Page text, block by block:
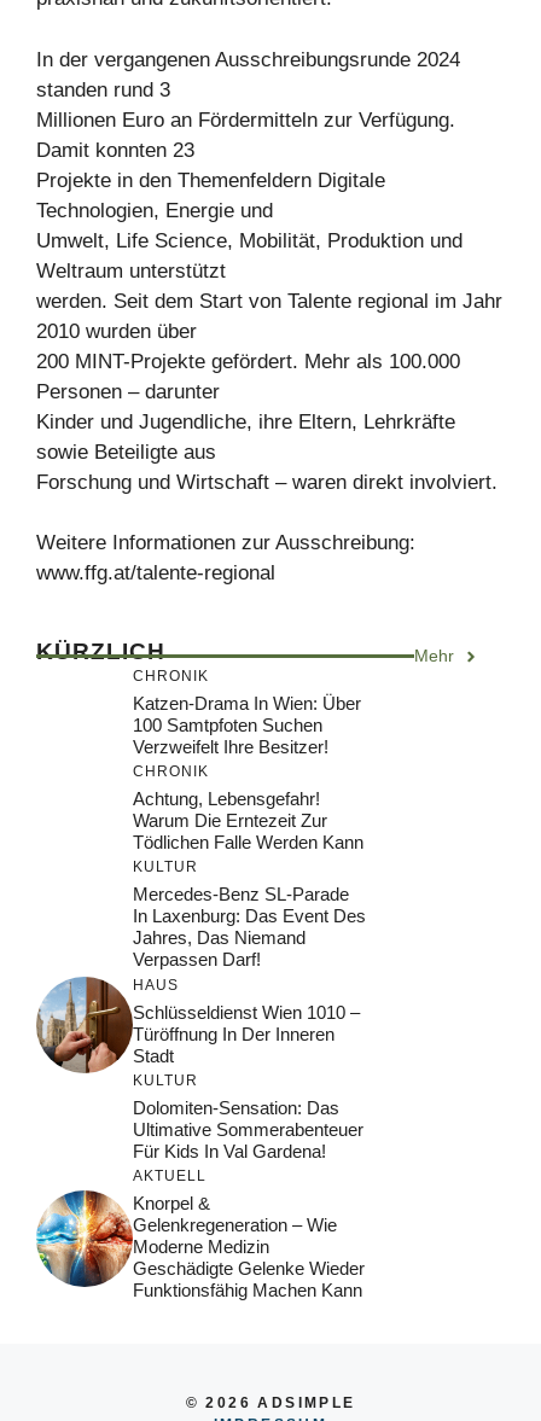
In der vergangenen Ausschreibungsrunde 2024
standen rund 3
Millionen Euro an Fördermitteln zur Verfügung.
Damit konnten 23
Projekte in den Themenfeldern Digitale
Technologien, Energie und
Umwelt, Life Science, Mobilität, Produktion und
Weltraum unterstützt
werden. Seit dem Start von Talente regional im Jahr
2010 wurden über
200 MINT-Projekte gefördert. Mehr als 100.000
Personen – darunter
Kinder und Jugendliche, ihre Eltern, Lehrkräfte
sowie Beteiligte aus
Forschung und Wirtschaft – waren direkt involviert.
Weitere Informationen zur Ausschreibung:
www.ffg.at/talente-regional
KÜRZLICH Mehr
CHRONIK
Katzen-Drama In Wien: Über
100 Samtpfoten Suchen
Verzweifelt Ihre Besitzer!
CHRONIK
Achtung, Lebensgefahr!
Warum Die Erntezeit Zur
Tödlichen Falle Werden Kann
KULTUR
Mercedes-Benz SL-Parade
In Laxenburg: Das Event Des
Jahres, Das Niemand
Verpassen Darf!
HAUS
Schlüsseldienst Wien 1010 –
Türöffnung In Der Inneren
Stadt
KULTUR
Dolomiten-Sensation: Das
Ultimative Sommerabenteuer
Für Kids In Val Gardena!
AKTUELL
Knorpel &
Gelenkregeneration – Wie
Moderne Medizin
Geschädigte Gelenke Wieder
Funktionsfähig Machen Kann
© 2026 ADSIMPLE